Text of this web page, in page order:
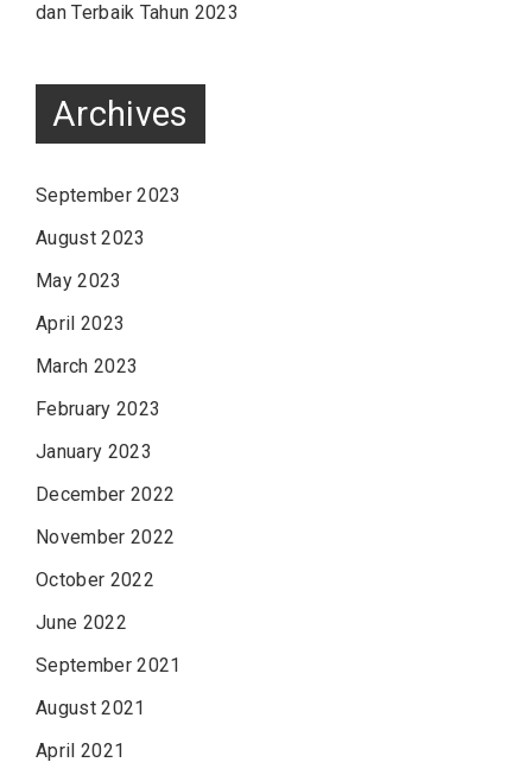
dan Terbaik Tahun 2023
Archives
September 2023
August 2023
May 2023
April 2023
March 2023
February 2023
January 2023
December 2022
November 2022
October 2022
June 2022
September 2021
August 2021
April 2021